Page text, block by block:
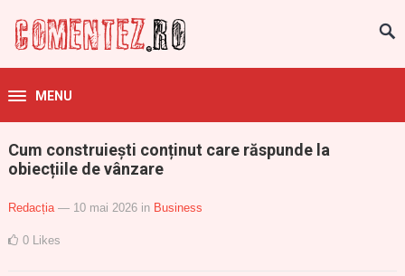
MENU
Cum construiești conținut care răspunde la
obiecțiile de vânzare
Redacția — 10 mai 2026 in Business
0 Likes